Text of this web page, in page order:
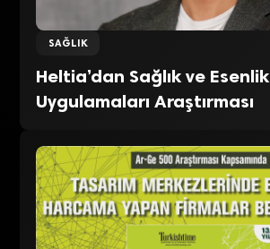
SAĞLIK
Heltia’dan Sağlık ve Esenlik
Uygulamaları Araştırması